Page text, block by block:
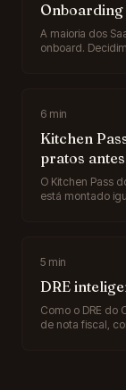
A maioria dos
onboard.
6 min
Kitchen
pratos
O Kitchen Pass
está montado
5 min
DRE
Como o DRE do
de nota fiscal,